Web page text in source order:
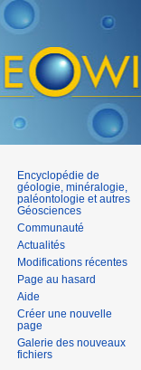
Encyclopédie de
géologie, minéralogie,
paléontologie et autres
Géosciences
Communauté
Actualités
Modifications récentes
Page au hasard
Aide
Créer une nouvelle
page
Galerie des nouveaux
fichiers